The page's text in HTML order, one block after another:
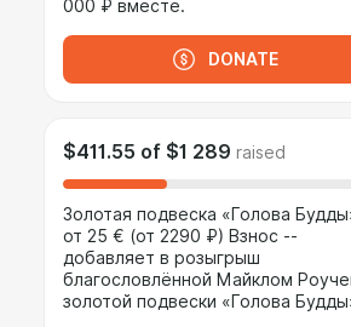
000 ₽ вместе.
DONATE
$411.55 of $1 289 raised
Золотая подвеска «Голова
от 25 € (от 2290 ₽) Взнос --
добавляет в розыгрыш
благословлённой Майклом
золотой подвески «Голова